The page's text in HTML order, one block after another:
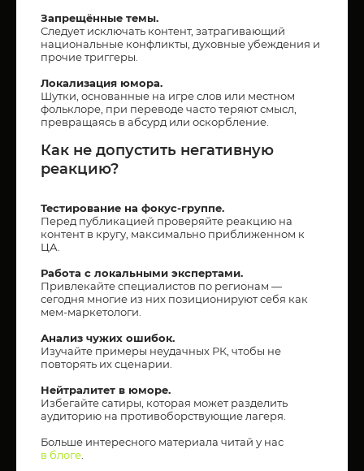
Запрещённые темы.
Следует исключать контент, затрагивающий
национальные конфликты, духовные убеждения и
прочие триггеры.
Локализация юмора.
Шутки, основанные на игре слов или местном
фольклоре, при переводе часто теряют смысл,
превращаясь в абсурд или оскорбление.
Как не допустить негативную
реакцию?
Тестирование на фокус-группе.
Перед публикацией проверяйте реакцию на
контент в кругу, максимально приближенном к
ЦА.
Работа с локальными экспертами.
Привлекайте специалистов по регионам —
сегодня многие из них позиционируют себя как
мем-маркетологи.
Анализ чужих ошибок.
Изучайте примеры неудачных РК, чтобы не
повторять их сценарии.
Нейтралитет в юморе.
Избегайте сатиры, которая может разделить
аудиторию на противоборствующие лагеря.
Больше интересного материала читай у нас
в блоге.